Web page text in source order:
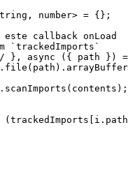
, number> = {};
callback onLoad
`trackedImports`
/ }, async ({ path })
file (path). arrayBuffer
scanImports (contents);